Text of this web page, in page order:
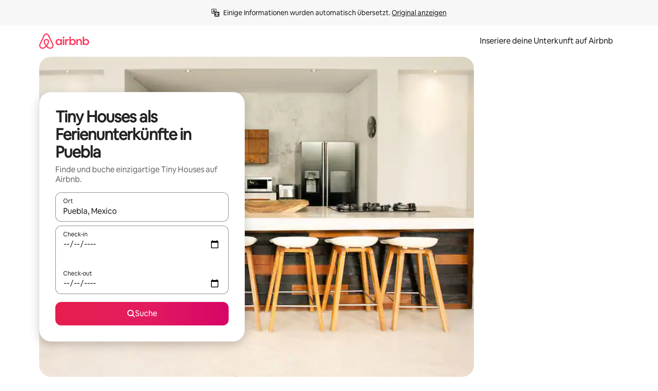
Einige Informationen wurden automatisch übersetzt. Original anzeigen
Inseriere deine Unterkunft auf Airbnb
Tiny Houses als
Ferienunterkünfte in
Puebla
Finde und buche einzigartige Tiny Houses auf
Airbnb.
Ort
Wenn Ergebnisse verfügbar sind, navigiere mit den Pfeiltasten nach oben und unten oder erkunde die Ergebnisse durch Berühren oder Wischgesten.
Check-in
Check-out
Suche